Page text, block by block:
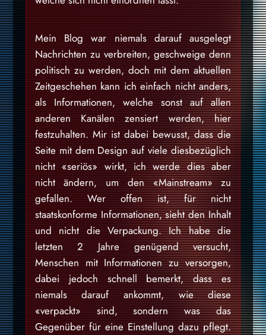
Mein Blog war niemals darauf ausgelegt
Nachrichten zu verbreiten, geschweige denn
politisch zu werden, doch mit dem aktuellen
Zeitgeschehen kann ich einfach nicht anders,
als Informationen, welche sonst auf allen
anderen Kanälen zensiert werden, hier
festzuhalten. Mir ist dabei bewusst, dass die
Seite mit dem Design auf viele diesbezüglich
nicht «seriös» wirkt, ich werde dies aber
nicht ändern, um den «Mainstream» zu
gefallen. Wer offen ist, für nicht
staatskonforme Informationen, sieht den Inhalt
und nicht die Verpackung. Ich habe die
letzten 2 Jahre genügend versucht,
Menschen mit Informationen zu versorgen,
dabei jedoch schnell bemerkt, dass es
niemals darauf ankommt, wie diese
«verpackt» sind, sondern was das
Gegenüber für eine Einstellung dazu pflegt.